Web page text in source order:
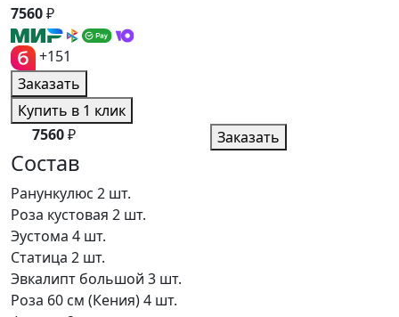
7560₽
+151
Заказать
Купить в 1 клик
7560₽ Заказать
Состав
Ранункулюс 2 шт.
Роза кустовая 2 шт.
Эустома 4 шт.
Статица 2 шт.
Эвкалипт большой 3 шт.
Роза 60 см (Кения)4 шт.